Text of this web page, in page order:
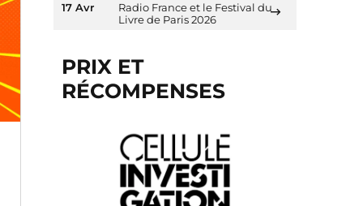
17 Avr
Radio France et le Festival du
Livre de Paris 2026
PRIX ET
RÉCOMPENSES